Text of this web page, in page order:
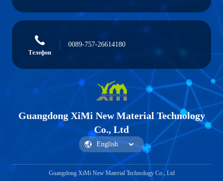
Телефон
0089-757-26614180
Guangdong XiMi New Material Technology
Co., Ltd
Guangdong XiMi New Material Technology Co., Ltd